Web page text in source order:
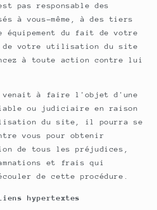
pas responsable des
à vous-même, à des tiers
équipement du fait de votre
de votre utilisation du site
à toute action contre lui
à faire l'objet d'une
ou judiciaire en raison
du site, il pourra se
vous pour obtenir
de tous les préjudices,
et frais qui
de cette procédure.
hypertextes